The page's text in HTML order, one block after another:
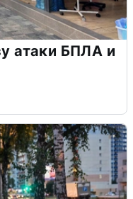
атаки БПЛА и